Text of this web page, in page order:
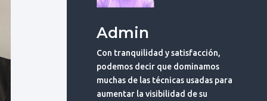
Admin
Con tranquilidad y satisfacción,
podemos decir que dominamos
muchas de las técnicas usadas para
aumentar la visibilidad de su